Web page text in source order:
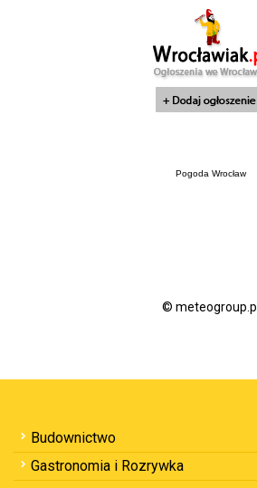
Pogoda Wrocław
© meteogroup.pl
Budownictwo
Gastronomia i Rozrywka